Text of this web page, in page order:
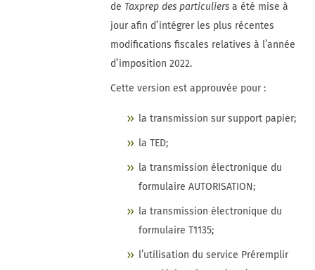
de Taxprep des particuliers a été mise à
jour afin d’intégrer les plus récentes
modifications fiscales relatives à l’année
d’imposition 2022.
Cette version est approuvée pour :
la transmission sur support papier;
la TED;
la transmission électronique du
formulaire AUTORISATION;
la transmission électronique du
formulaire T1135;
l’utilisation du service Préremplir